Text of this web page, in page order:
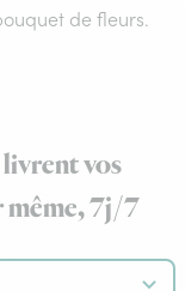
de fleurs.
vos
même, 7j/7